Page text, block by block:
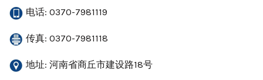
电话: 0370-7981119
传真: 0370-7981118
地址: 河南省商丘市建设路18号